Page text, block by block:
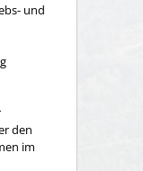
und
den
im